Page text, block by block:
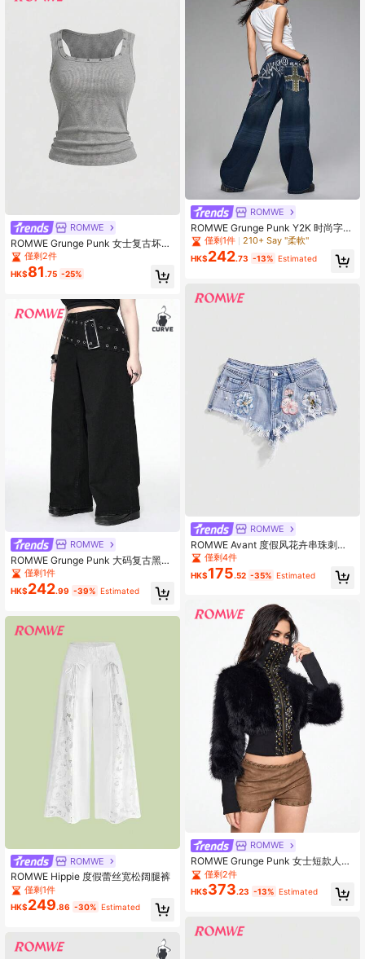
ROMWE
ROMWE Grunge Punk 女士复古坏女
孩男女通用街头风五角星铆钉背心
僅剩2件
HK$81 .75 -25%
ROMWE
ROMWE Grunge Punk 大码复古黑色
百搭宽松朋克腰带修身牛仔裤
僅剩1件
HK$242.99 -39% Estimated
ROMWE
ROMWE Hippie 度假蕾丝宽松阔腿裤
僅剩1件
HK$249.86 -30% Estimated
ROMWE
ROMWE Grunge Punk Y2K 时尚字母
十字刺绣做旧宽松超低腰阔腿女式牛
仔裤
僅剩1件 210+ Say "柔軟"
HK$242.73 -13% Estimated
ROMWE
ROMWE Avant 度假风花卉串珠刺绣
水洗低腰毛边牛仔短裤
僅剩4件
HK$175.52 -35% Estimated
ROMWE
ROMWE Grunge Punk 女士短款人造
毛皮拼接 PU 皮夹克，修身版型
僅剩2件
HK$373.23 -13% Estimated